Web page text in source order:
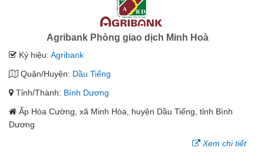
Agribank Phòng giao dịch Minh Hoà
Ký hiệu: Agribank
Quận/Huyện: Dầu Tiếng
Tỉnh/Thành: Bình Dương
Ấp Hòa Cường, xã Minh Hòa, huyện Dầu Tiếng, tỉnh Bình
Dương
Xem chi tiết